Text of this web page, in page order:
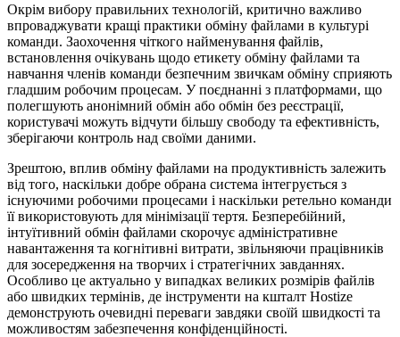
Окрім вибору правильних технологій, критично важливо
впроваджувати кращі практики обміну файлами в культурі
команди. Заохочення чіткого найменування файлів,
встановлення очікувань щодо етикету обміну файлами та
навчання членів команди безпечним звичкам обміну сприяють
гладшим робочим процесам. У поєднанні з платформами, що
полегшують анонімний обмін або обмін без реєстрації,
користувачі можуть відчути більшу свободу та ефективність,
зберігаючи контроль над своїми даними.
Зрештою, вплив обміну файлами на продуктивність залежить
від того, наскільки добре обрана система інтегрується з
існуючими робочими процесами і наскільки ретельно команди
її використовують для мінімізації тертя. Безперебійний,
інтуїтивний обмін файлами скорочує адміністративне
навантаження та когнітивні витрати, звільняючи працівників
для зосередження на творчих і стратегічних завданнях.
Особливо це актуально у випадках великих розмірів файлів
або швидких термінів, де інструменти на кшталт Hostize
демонструють очевидні переваги завдяки своїй швидкості та
можливостям забезпечення конфіденційності.